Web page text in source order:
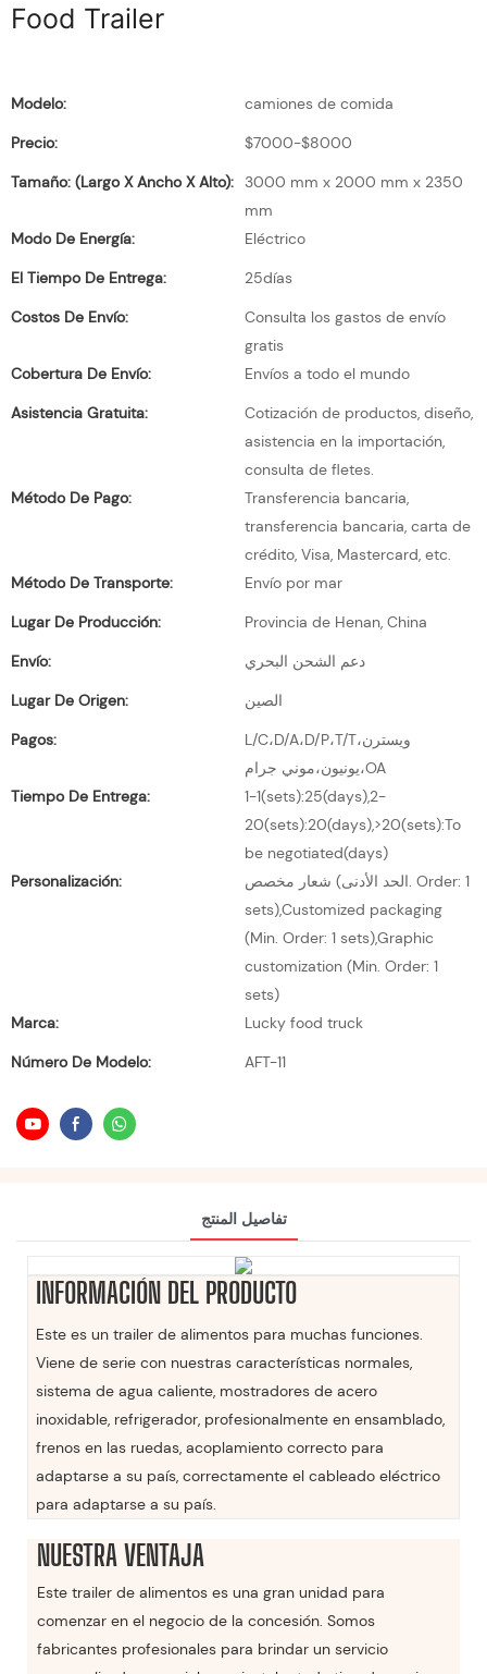
Food Trailer
Modelo:
camiones de comida
Precio:
$7000-$8000
Tamaño: (largo X Ancho X Alto): 3000 mm x 2000 mm x 2350
mm
Modo De Energía:
Eléctrico
El Tiempo De Entrega:
25días
Costos De Envío:
Consulta los gastos de envío
gratis
Cobertura De Envío:
Envíos a todo el mundo
Asistencia Gratuita:
Cotización de productos, diseño,
asistencia en la importación,
consulta de fletes.
Método De Pago:
Transferencia bancaria,
transferencia bancaria, carta de
crédito, Visa, Mastercard, etc.
Método De Transporte:
Envío por mar
Lugar De Producción:
Provincia de Henan, China
Envío:
دعم الشحن البحري
Lugar De Origen:
الصين
Pagos:
L/C،D/A،D/P،T/T،ويسترن
يونيون،موني جرام،OA
Tiempo De Entrega:
1-1(sets):25(days),2-
20(sets):20(days),>20(sets):To
be negotiated(days)
Personalización:
شعار مخصص (الحد الأدنى. Order: 1
sets),Customized packaging
(Min. Order: 1 sets),Graphic
customization (Min. Order: 1
sets)
Marca:
Lucky food truck
Número De Modelo:
AFT-11
تفاصيل المنتج
INFORMACIÓN DEL PRODUCTO
Este es un trailer de alimentos para muchas funciones.
Viene de serie con nuestras características normales,
sistema de agua caliente, mostradores de acero
inoxidable, refrigerador, profesionalmente en ensamblado,
frenos en las ruedas, acoplamiento correcto para
adaptarse a su país, correctamente el cableado eléctrico
para adaptarse a su país.
NUESTRA VENTAJA
Este trailer de alimentos es una gran unidad para
comenzar en el negocio de la concesión. Somos
fabricantes profesionales para brindar un servicio